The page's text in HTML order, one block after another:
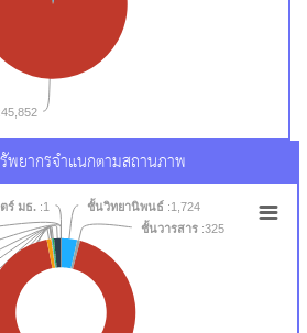
:45,852
พยากรจำแนกตามสถานภาพ
ชั้นวิทยานิพนธ์ :1,724
ชั้นวารสาร:325
ร์ มธ.:1